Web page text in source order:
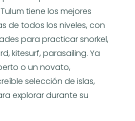
tiene los mejores
de todos los niveles, con
para practicar snorkel,
kitesurf, parasailing. Ya
o un novato,
selección de islas,
explorar durante su